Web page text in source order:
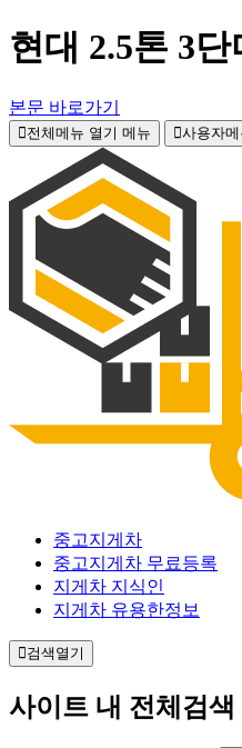
현대 2.5톤 3
본문 바로가기
전체메뉴 열기 메뉴 사용자
중고지게차
중고지게차 무료등록
지게차 지식인
지게차 유용한정보
검색열기
사이트 내 전체검색